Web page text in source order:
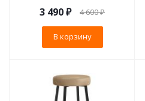
3 490₽ 4 600₽
В корзину